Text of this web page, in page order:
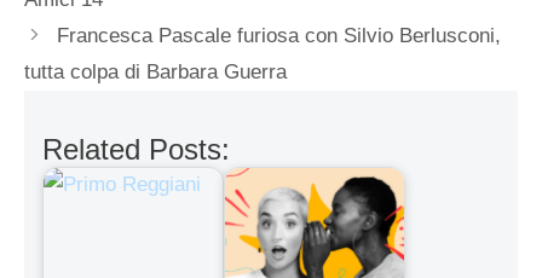
Francesca Pascale furiosa con Silvio Berlusconi,
tutta colpa di Barbara Guerra
Related Posts: